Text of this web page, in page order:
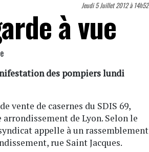
Jeudi 5 Juillet 2012 à 14h52
à vue
des pompiers lundi
vente de casernes du SDIS 69,
de Lyon. Selon le
appelle à un rassemblement
rue Saint Jacques.